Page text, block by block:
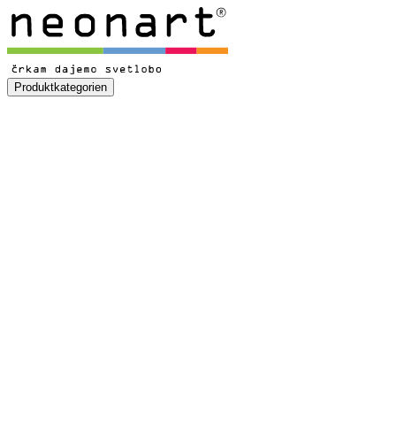
Produktkategorien